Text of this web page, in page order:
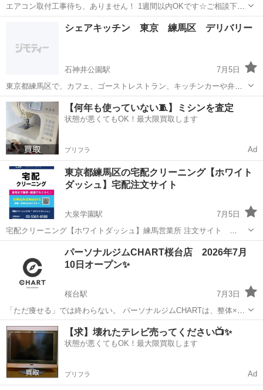
エアコン取付工事待ち、ありません！ 1週間以内OKです☆ご相談下さ
い。 エアコン本体や資材不足など、今後に大幅の値上がり予想がされ
工事がずいぶん先になってい...
下赤塚駅 その他 エアコンガスチャージ
シェアキッチン 東京 練馬区 デリバリー
石神井公園駅
7月5日
東京都練馬区で、カフェ、ゴーストレストラン、キッチンカーや弁当
の仕込み場所としてシェアキッチンを探している方、 または、マルシ
ェなど販売スペースとしてもご利用できるスペースもあります。 ご興
味ある方、 ぜひ気軽にご連絡...
東京 練馬区 石神井公園駅 その他 キッチンカー
【何年も使っていない🧵】ミシンを査定
状態が悪くてもOK！最大限買取します
プリフラ Ad
東京都練馬区の宅配クリーニング【ホワイト
ダッシュ】宅配注文サイト
大泉学園駅
7月5日
宅配クリーニング【ホワイトダッシュ】練馬営業所 注文サイト
https://white-dash.com/ お電話でもご依頼承ります※営業時間９時～
１７時 電 話：０３－５３６１－８１８８（定休日：土曜・日曜）...
大泉学園駅 メールアドレス
パーソナルジムCHART桜台店 2026年7月
10日オープン✨
桜台駅
7月3日
「ただ痩せる」では終わらない。 パーソナルジムCHARTは、整体×ト
レーニングで 一生モノのカラダをつくるジムです。 整体で歪みを整
え、姿勢を変え、代謝を上げる。 その上で行うトレーニングが、 ケガ
のリ...
東京 練馬区 桜台駅 その他
【求】壊れたテレビ売ってください📺✨
状態が悪くてもOK！最大限買取します
プリフラ Ad